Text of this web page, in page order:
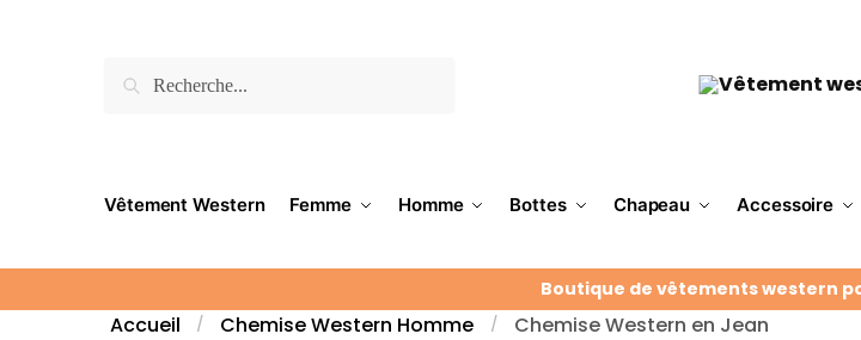
Vêtement Western Femme Homme Bottes Chapeau Accessoire
Boutique de vêtements western
Accueil / Chemise Western Homme / Chemise Western en Jean